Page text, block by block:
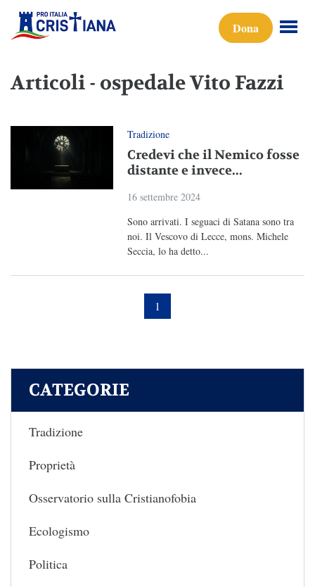
Dona
Articoli - ospedale Vito Fazzi
Tradizione
Credevi che il Nemico fosse
distante e invece...
16 settembre 2024
Sono arrivati. I seguaci di Satana sono tra
noi. Il Vescovo di Lecce, mons. Michele
Seccia, lo ha detto...
1
CATEGORIE
Tradizione
Proprietà
Osservatorio sulla Cristianofobia
Ecologismo
Politica